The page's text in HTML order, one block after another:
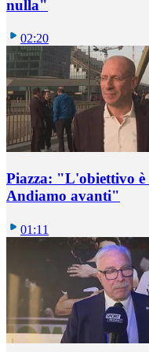
nulla"
02:20
Piazza: "L'obiettivo è
Andiamo avanti"
01:11